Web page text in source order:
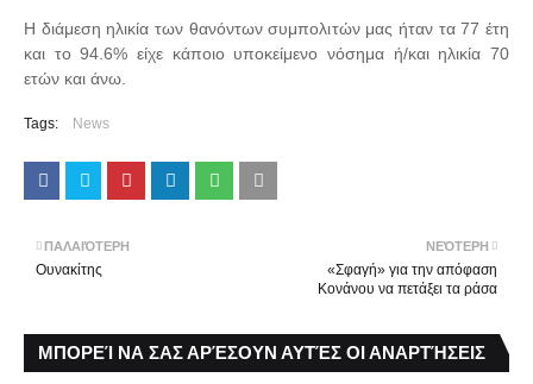
Η διάμεση ηλικία των θανόντων συμπολιτών μας ήταν τα 77 έτη
και το 94.6% είχε κάποιο υποκείμενο νόσημα ή/και ηλικία 70
ετών και άνω.
Tags: News
ΝΕΌΤΕΡΗ
«Σφαγή» για την απόφαση
Κονάνου να πετάξει τα ράσα
ΠΑΛΑΙΌΤΕΡΗ
Ουνακίτης
ΜΠΟΡΕΊ ΝΑ ΣΑΣ ΑΡΈΣΟΥΝ ΑΥΤΈΣ ΟΙ ΑΝΑΡΤΉΣΕΙΣ